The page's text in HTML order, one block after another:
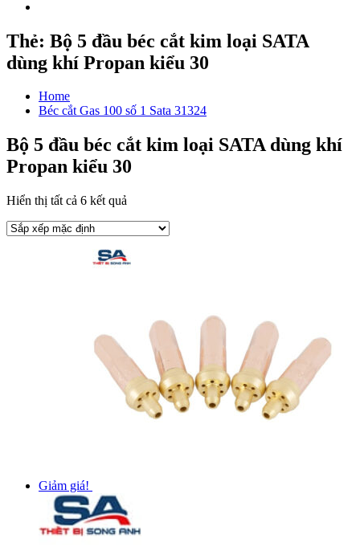
Thẻ: Bộ 5 đầu béc cắt kim loại SATA
dùng khí Propan kiểu 30
Home
Béc cắt Gas 100 số 1 Sata 31324
Bộ 5 đầu béc cắt kim loại SATA dùng khí
Propan kiểu 30
Hiển thị tất cả 6 kết quả
Giảm giá!